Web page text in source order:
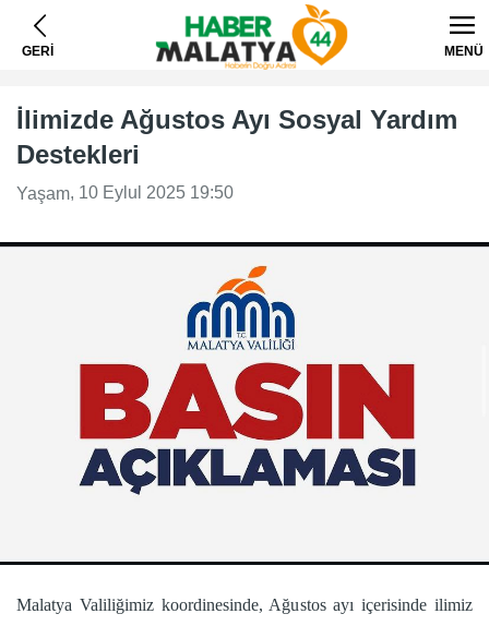
GERİ MENÜ
İlimizde Ağustos Ayı Sosyal Yardım
Destekleri
Yaşam, 10 Eylul 2025 19:50
Malatya Valiliğimiz koordinesinde, Ağustos ayı içerisinde ilimiz